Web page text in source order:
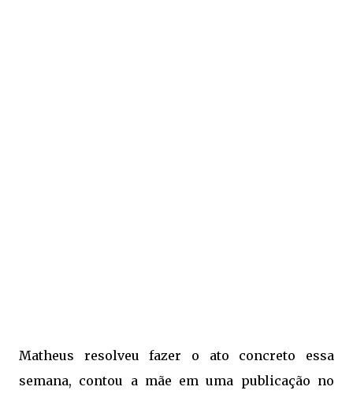
Matheus resolveu fazer o ato concreto essa
semana, contou a mãe em uma publicação no